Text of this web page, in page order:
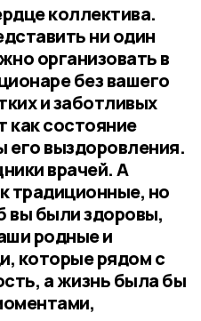
коллектива.
ни один
организовать в
без вашего
и заботливых
как состояние
его выздоровления.
врачей. А
традиционные, но
вы были здоровы,
родные и
которые рядом с
а жизнь была бы